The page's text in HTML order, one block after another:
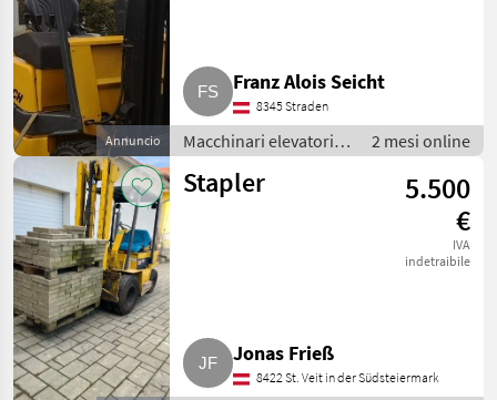
Annuncio
Franz Alois Seicht
8345 Straden
Macchinari elevatori e
per magazzino /
Carrelli elevatori
2 mesi online
Stapler
5.500
€
IVA
indetraibile
Jonas Frieß
8422 St. Veit in der Südsteiermark